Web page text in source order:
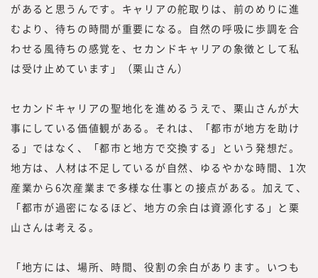
があると思うんです。キャリアの舵取りは、前のめりに進
むより、待ちの時間が重要になる。自然の呼吸に歩調を合
わせる風待ちの感覚を、セカンドキャリアの象徴として私
は受け止めています」（栗山さん）
セカンドキャリアの聖地化を進めるうえで、栗山さんが大
事にしている価値観がある。それは、「都市が地方を助け
る」ではなく、「都市と地方で交換する」という発想だ。
地方は、人材は不足しているが自然、ゆるやかな時間、1次
産業から6次産業まで多様な仕事との接点がある。加えて、
「都市が過密になるほど、地方の余白は資源化する」と栗
山さんは考える。
「地方には、場所、時間、役割の余白があります。いつも